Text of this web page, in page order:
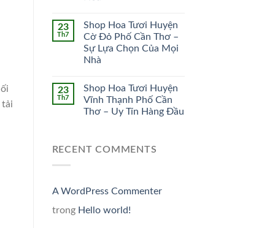
tải
23
Th7
Shop Hoa Tươi Huyện
Cờ Đỏ Phố Cần Thơ –
Sự Lựa Chọn Của Mọi
Nhà
23
Th7
Shop Hoa Tươi Huyện
Vĩnh Thạnh Phố Cần
Thơ – Uy Tín Hàng Đầu
RECENT COMMENTS
A WordPress Commenter
trong Hello world!